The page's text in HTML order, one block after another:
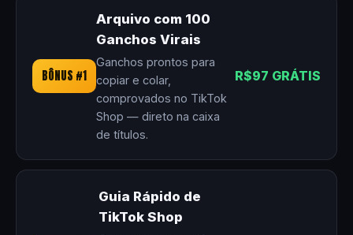
BÔNUS #1
Arquivo com 100
Ganchos Virais
Ganchos prontos para
copiar e colar,
comprovados no TikTok
Shop — direto na caixa
de títulos.
R$97 GRÁTIS
Guia Rápido de
TikTok Shop